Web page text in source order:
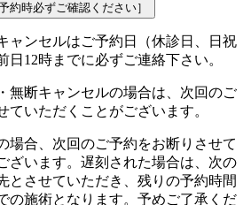
予約時必ずご確認ください］
ャンセルはご予約日（休診日、日祝
日12時までに必ずご連絡下さい。
無断キャンセルの場合は、次回のご
ていただくことがございます。
場合、次回のご予約をお断りさせて
ざいます。遅刻された場合は、次の
とさせていただき、残りの予約時間
の施術となります。予めご了承くだ